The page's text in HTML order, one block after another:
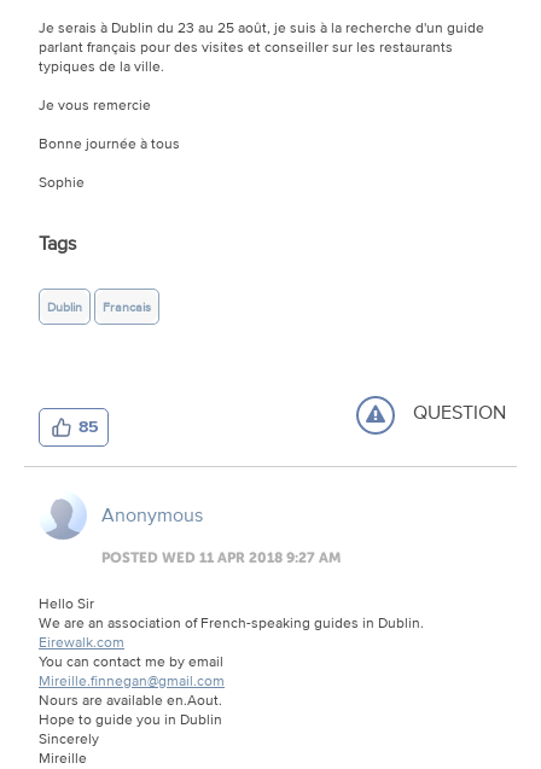
Je serais à Dublin du 23 au 25 août, je suis à la recherche d'un guide
parlant français pour des visites et conseiller sur les restaurants
typiques de la ville.
Je vous remercie
Bonne journée à tous
Sophie
Tags
Dublin Francais
85 QUESTION
Anonymous
POSTED WED 11 APR 2018 9:27 AM
Hello Sir
We are an association of French-speaking guides in Dublin.
Eirewalk.com
You can contact me by email
Mireille.finnegan@gmail.com
Nours are available en.Aout.
Hope to guide you in Dublin
Sincerely
Mireille